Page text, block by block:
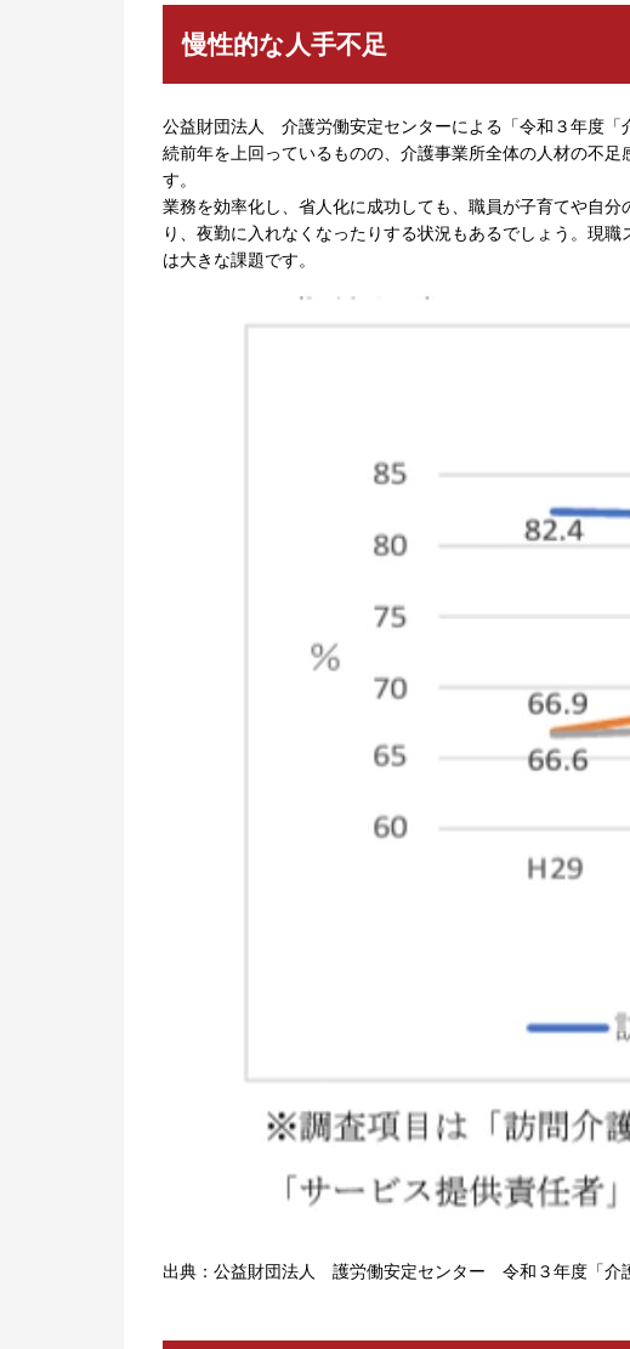
慢性的な人手不足
公益財団法人 介護労働安定センターによる「令和３年度「
続前年を上回っているものの、介護事業所全体の人材の不
す。
業務を効率化し、省人化に成功しても、職員が子育てや自
り、夜勤に入れなくなったりする状況もあるでしょう。現
は大きな課題です。
出典：公益財団法人 護労働安定センター 令和３年度「介